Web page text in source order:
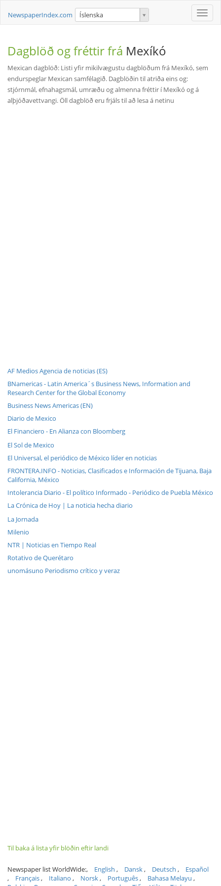
Toggle
NewspaperIndex.com Íslenska
Dagblöð og fréttir frá Mexíkó
Mexican dagblöð: Listi yfir mikilvægustu dagblöðum frá Mexíkó, sem
endurspeglar Mexican samfélagið. Dagblöðin til atriða eins og:
stjórnmál, efnahagsmál, umræðu og almenna fréttir í Mexíkó og á
alþjóðavettvangi. Öll dagblöð eru frjáls til að lesa á netinu
AF Medios Agencia de noticias (ES)
BNamericas - Latin America´s Business News, Information and
Research Center for the Global Economy
Business News Americas (EN)
Diario de Mexico
El Financiero - En Alianza con Bloomberg
El Sol de Mexico
El Universal, el periódico de México líder en noticias
FRONTERA.INFO - Noticias, Clasificados e Información de Tijuana, Baja
California, México
Intolerancia Diario - El político Informado - Periódico de Puebla México
La Crónica de Hoy | La noticia hecha diario
La Jornada
Milenio
NTR | Noticias en Tiempo Real
Rotativo de Querétaro
unomásuno Periodismo crítico y veraz
Til baka á lista yfir blöðin eftir landi
Newspaper list WorldWide: English Dansk Deutsch
Español
Français
Italiano Norsk Português
Bahasa Melayu